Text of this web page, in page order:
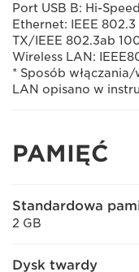
Port USB B: Hi-Speed
Ethernet: IEEE
TX/IEEE 802.3ab
Wireless LAN:
* Sposób
LAN opisano w
PAMIĘĆ
Standardowa
2 GB
Dysk twardy